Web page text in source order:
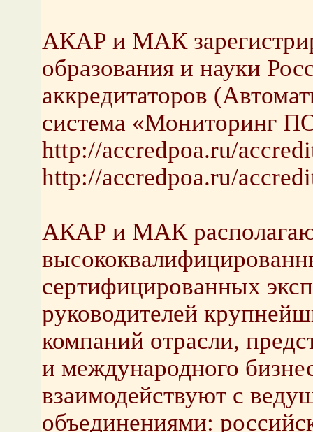
АКАР и МАК
образования и науки
аккредитаторов
система «Мониторинг
http://accredpoa.ru/
http://accredpoa.ru/
АКАР и МАК
сертифицированных
руководителей
компаний отрасли,
и международного
взаимодействуют с
объединениями: